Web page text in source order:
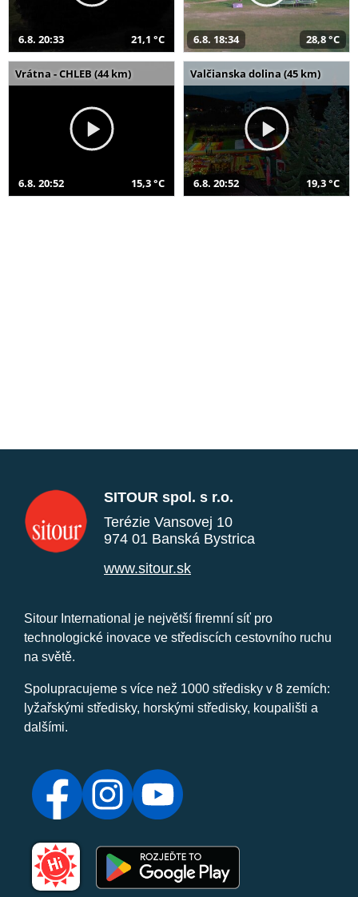
6.8. 20:33 21,1 °C 6.8. 18:34 28,8 °C
Vrátna - CHLEB (44 km)
6.8. 20:52 15,3 °C
Valčianska dolina (45 km)
6.8. 20:52 19,3 °C
SITOUR spol. s r.o.
Terézie Vansovej 10
974 01 Banská Bystrica
www.sitour.sk
Sitour International je největší firemní síť pro
technologické inovace ve střediscích cestovního ruchu
na světě.
Spolupracujeme s více než 1000 středisky v 8 zemích:
lyžařskými středisky, horskými středisky, koupališti a
dalšími.